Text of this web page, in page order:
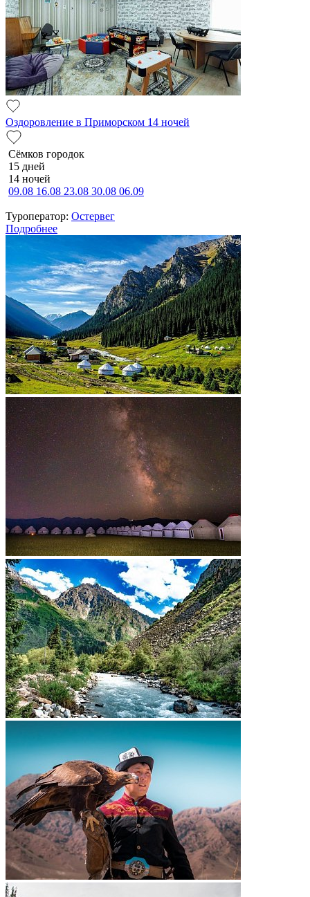
Оздоровление в Приморском 14 ночей
Сёмков городок
15 дней
14 ночей
09.08 16.08 23.08 30.08 06.09
Туроператор: Остервег
Подробнее